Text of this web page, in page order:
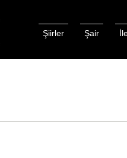
Şiirler Şair